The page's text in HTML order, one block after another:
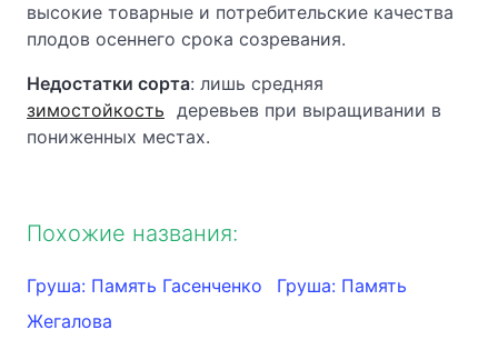
высокие товарные и потребительские качества
плодов осеннего срока созревания.
Недостатки сорта: лишь средняя
зимостойкость деревьев при выращивании в
пониженных местах.
Похожие названия:
Груша: Память Гасенченко
Груша: Память
Жегалова